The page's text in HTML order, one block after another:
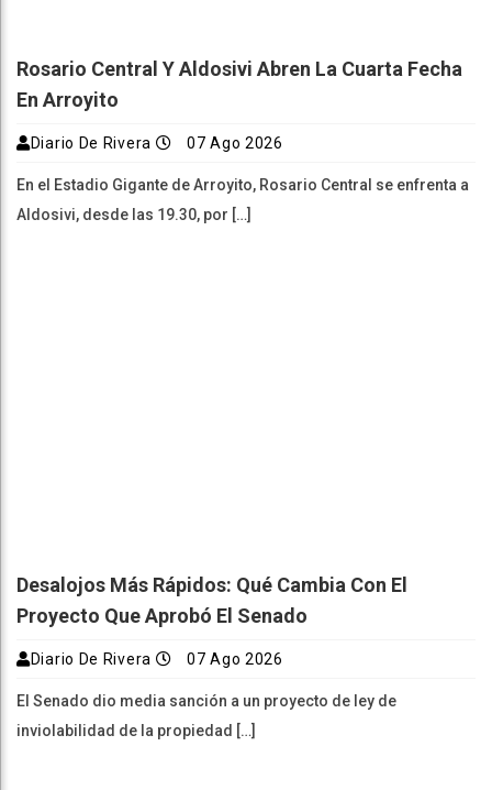
Rosario Central Y Aldosivi Abren La Cuarta Fecha
En Arroyito
Diario De Rivera 07 Ago 2026
En el Estadio Gigante de Arroyito, Rosario Central se enfrenta a
Aldosivi, desde las 19.30, por […]
Desalojos Más Rápidos: Qué Cambia Con El
Proyecto Que Aprobó El Senado
Diario De Rivera 07 Ago 2026
El Senado dio media sanción a un proyecto de ley de
inviolabilidad de la propiedad […]